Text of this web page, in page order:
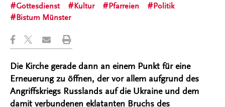
Gottesdienst
Kultur Pfarreien
Politik
Bistum Münster
Die Kirche gerade dann an einem Punkt für eine
Erneuerung zu öffnen, der vor allem aufgrund des
Angriffskriegs Russlands auf die Ukraine und dem
damit verbundenen eklatanten Bruchs des